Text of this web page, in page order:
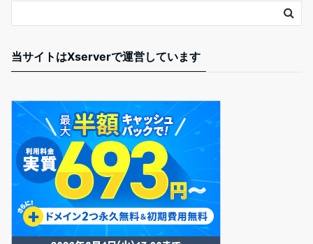
当サイトはXserverで運営しています